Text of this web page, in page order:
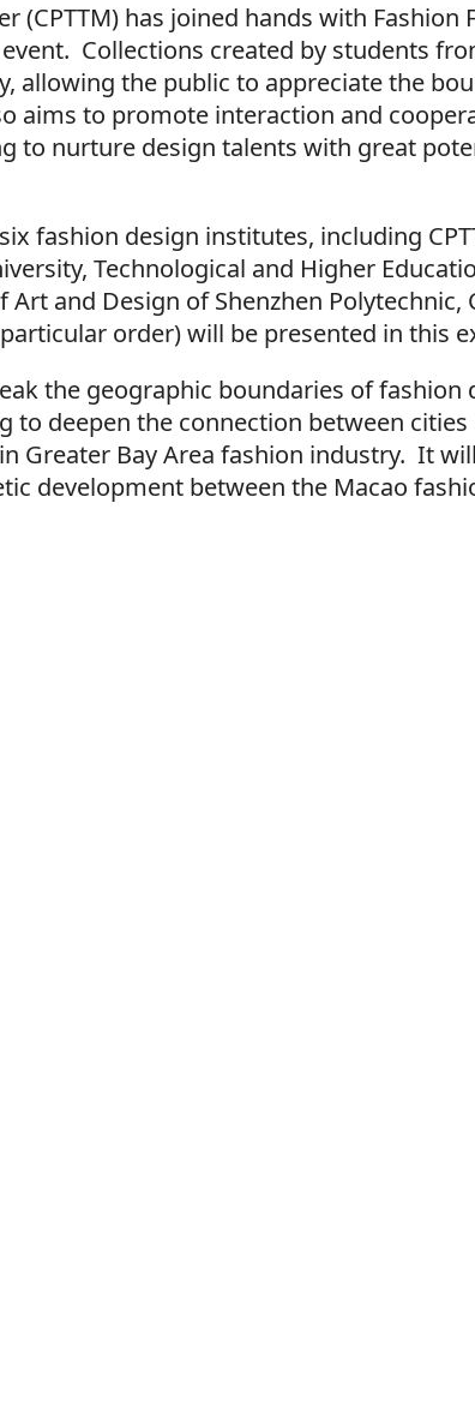
(CPTTM) has joined hands with Fashion
Collections created by students
allowing the public to appreciate the
aims to promote interaction and
to nurture design talents with great
fashion design institutes, including
Technological and Higher
and Design of Shenzhen Polytechnic,
order) will be presented in this
the geographic boundaries of fashion
to deepen the connection between cities
Greater Bay Area fashion industry. It
development between the Macao